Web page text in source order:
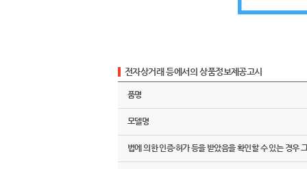
전자상거래 등에서의 상품정보제공고시
품명
모델명
법에 의한 인증·허가 등을 받았음을 확인할 수 있는 경우